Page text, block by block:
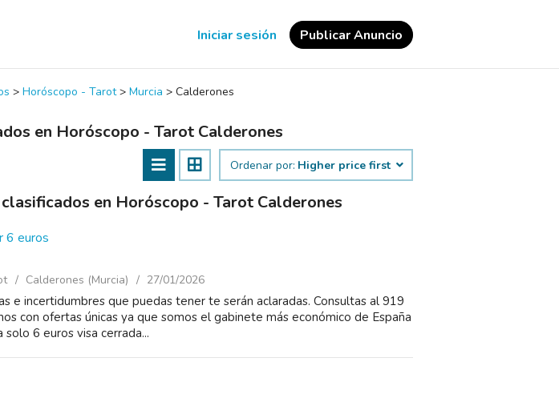
Iniciar sesión Publicar Anuncio
> Horóscopo - Tarot > Murcia > Calderones
en Horóscopo - Tarot Calderones
Ordenar por: Higher price first
en Horóscopo - Tarot Calderones
6 euros
Calderones (Murcia) 27/01/2026
e incertidumbres que puedas tener te serán aclaradas. Consultas al 919
con ofertas únicas ya que somos el gabinete más económico de España
6 euros visa cerrada...